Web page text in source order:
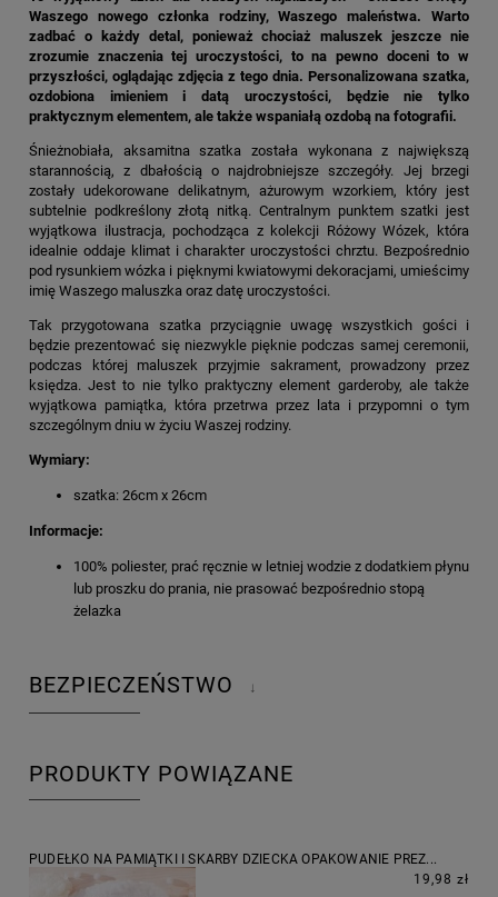
Waszego nowego członka rodziny, Waszego maleństwa. Warto
zadbać o każdy detal, ponieważ chociaż maluszek jeszcze nie
zrozumie znaczenia tej uroczystości, to na pewno doceni to w
przyszłości, oglądając zdjęcia z tego dnia. Personalizowana szatka,
ozdobiona imieniem i datą uroczystości, będzie nie tylko
praktycznym elementem, ale także wspaniałą ozdobą na fotografii.
Śnieżnobiała, aksamitna szatka została wykonana z największą
starannością, z dbałością o najdrobniejsze szczegóły. Jej brzegi
zostały udekorowane delikatnym, ażurowym wzorkiem, który jest
subtelnie podkreślony złotą nitką. Centralnym punktem szatki jest
wyjątkowa ilustracja, pochodząca z kolekcji Różowy Wózek, która
idealnie oddaje klimat i charakter uroczystości chrztu. Bezpośrednio
pod rysunkiem wózka i pięknymi kwiatowymi dekoracjami, umieścimy
imię Waszego maluszka oraz datę uroczystości.
Tak przygotowana szatka przyciągnie uwagę wszystkich gości i
będzie prezentować się niezwykle pięknie podczas samej ceremonii,
podczas której maluszek przyjmie sakrament, prowadzony przez
księdza. Jest to nie tylko praktyczny element garderoby, ale także
wyjątkowa pamiątka, która przetrwa przez lata i przypomni o tym
szczególnym dniu w życiu Waszej rodziny.
Wymiary:
szatka: 26cm x 26cm
Informacje:
100% poliester, prać ręcznie w letniej wodzie z dodatkiem płynu
lub proszku do prania, nie prasować bezpośrednio stopą
żelazka
BEZPIECZEŃSTWO ↓
PRODUKTY POWIĄZANE
PUDEŁKO NA PAMIĄTKI I SKARBY DZIECKA OPAKOWANIE PREZ...
19,98 zł